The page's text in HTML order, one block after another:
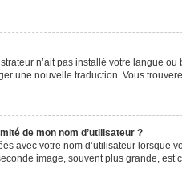
n’ait pas installé votre langue
une nouvelle traduction. Vous
de mon nom d’utilisateur ?
avec votre nom d’utilisateur lorsque
image, souvent plus grande,